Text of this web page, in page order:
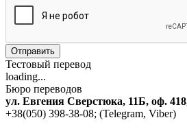
Отправить
Тестовый перевод
loading...
Бюро переводов
ул. Евгения Сверстюка, 11Б, оф.
+38(050) 398-38-08; (Telegram, Viber)